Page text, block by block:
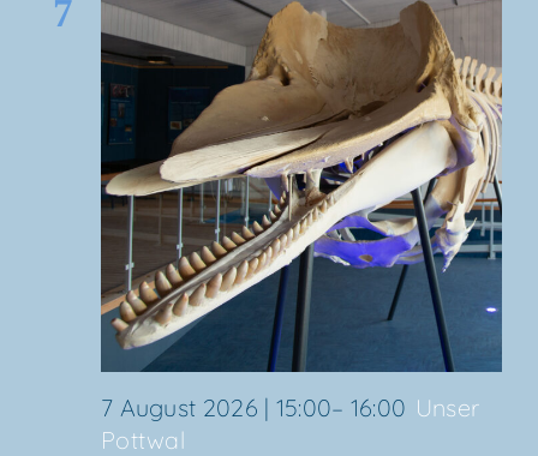
7
7 August 2026 | 15:00– 16:00 Unser
Pott­wal